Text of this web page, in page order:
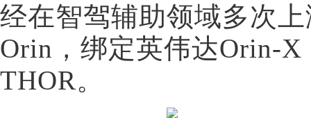
经在智驾辅助领域多次
Orin，绑定英伟达Orin-
THOR。